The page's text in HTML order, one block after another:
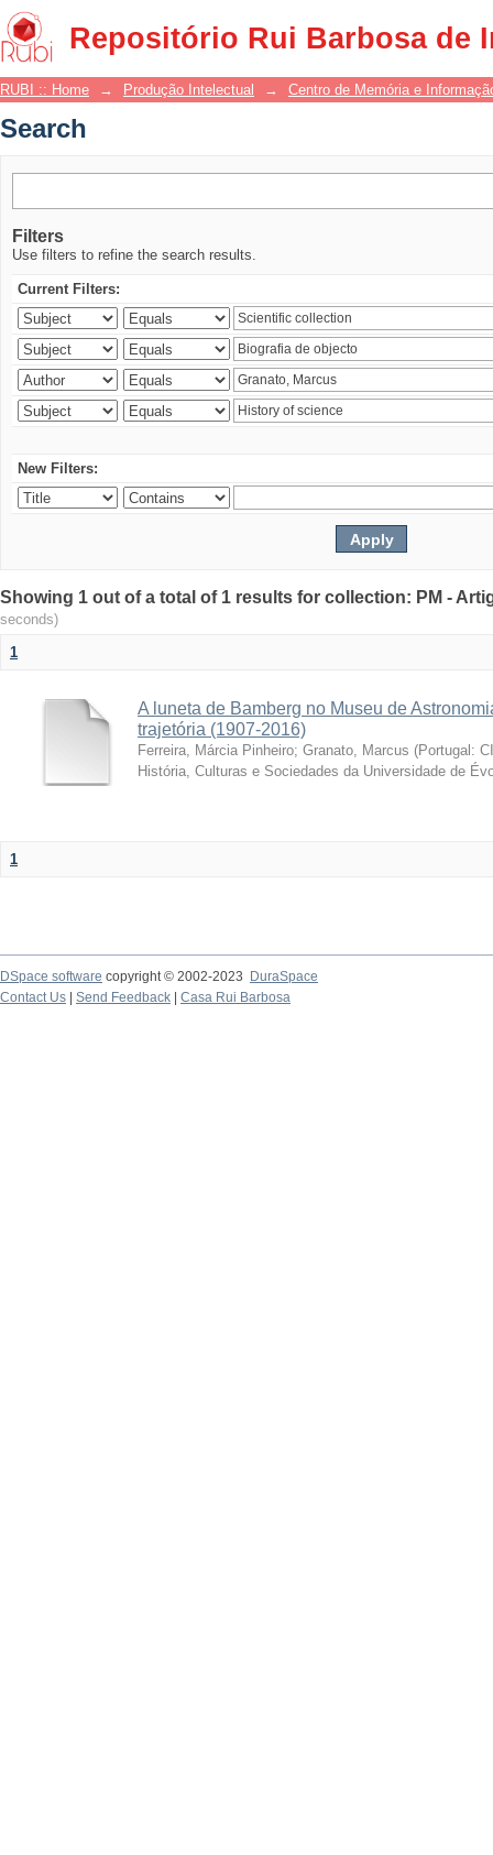
Repositório Rui Barbosa de
Search
RUBI :: Home → Produção Intelectual → Centro de Memória e
Search
Filters
Use filters to refine the search results.
Current Filters:
New Filters:
Showing 1 out of a total of 1 results for collection: PM -
seconds)
1
A luneta de Bamberg no Museu de
trajetória (1907-2016)
Ferreira, Márcia Pinheiro; Granato, Marcus (Portugal:
História, Culturas e Sociedades da Universidade de
1
DSpace software copyright © 2002-2023
DuraSpace
Contact Us
Send Feedback Casa Rui Barbosa